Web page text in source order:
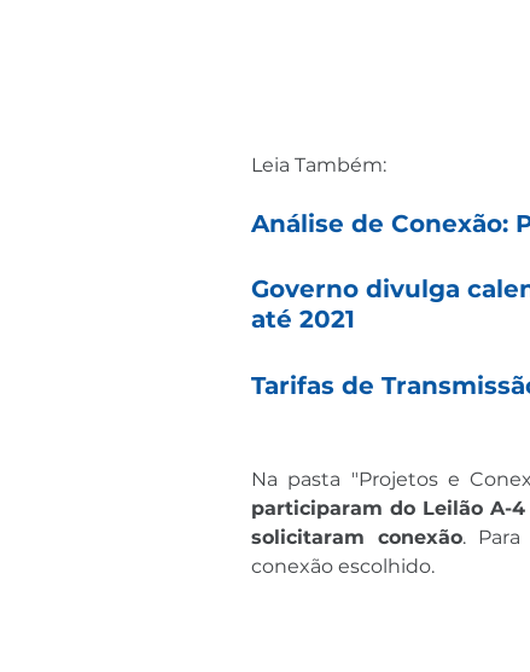
Leia Também:
Análise de Conexão:
Governo divulga
até 2021
Tarifas de
Na pasta "Projetos e
participaram do Leilão A-
solicitaram conexão.
conexão escolhido.